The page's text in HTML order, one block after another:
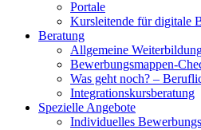
Portale
Kursleitende für digitale
Beratung
Allgemeine
Bewerbungsmappen-
Was geht noch? –
Integrationskursberatung
Spezielle Angebote
Individuelles